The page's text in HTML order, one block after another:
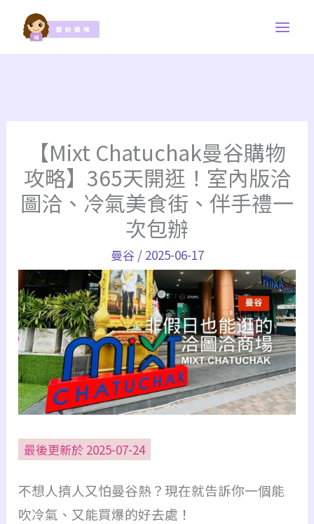
【Mixt Chatuchak曼谷購物
攻略】365天開逛！室內版洽
圖洽、冷氣美食街、伴手禮一
次包辦
曼谷/ 2025-06-17
最後更新於 2025-07-24
不想人擠人又怕曼谷熱？現在就告訴你一個能
吹冷氣、又能買爆的好去處！